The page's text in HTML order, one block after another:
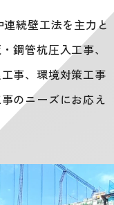
続壁工法を主力と
鋼管杭圧入工事、
事、環境対策工事
のニーズにお応え